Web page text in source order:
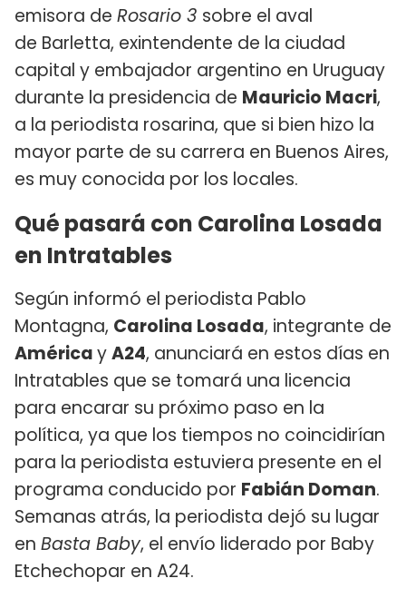
emisora de Rosario 3 sobre el aval
de Barletta, exintendente de la ciudad
capital y embajador argentino en Uruguay
durante la presidencia de Mauricio Macri,
a la periodista rosarina, que si bien hizo la
mayor parte de su carrera en Buenos Aires,
es muy conocida por los locales.
Qué pasará con Carolina Losada
en Intratables
Según informó el periodista Pablo
Montagna, Carolina Losada, integrante de
AméricayA24, anunciará en estos días en
Intratables que se tomará una licencia
para encarar su próximo paso en la
política, ya que los tiempos no coincidirían
para la periodista estuviera presente en el
programa conducido por Fabián Doman.
Semanas atrás, la periodista dejó su lugar
en Basta Baby, el envío liderado por Baby
Etchechopar en A24.